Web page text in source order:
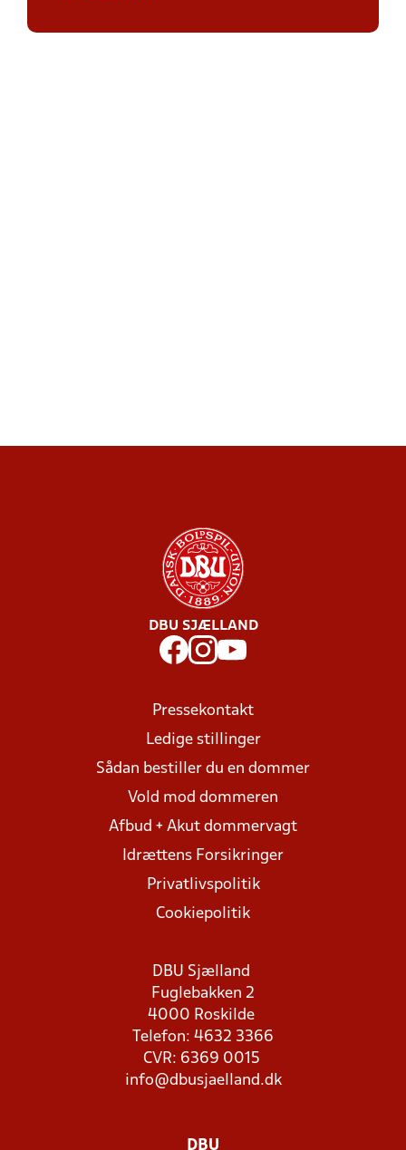
DBU SJÆLLAND
Pressekontakt
Ledige stillinger
Sådan bestiller du en dommer
Vold mod dommeren
Afbud + Akut dommervagt
Idrættens Forsikringer
Privatlivspolitik
Cookiepolitik
DBU Sjælland
Fuglebakken 2
4000 Roskilde
Telefon: 4632 3366
CVR: 6369 0015
info@dbusjaelland.dk
DBU